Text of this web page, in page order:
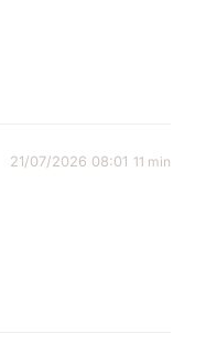
21/07/2026 08:01 11 min